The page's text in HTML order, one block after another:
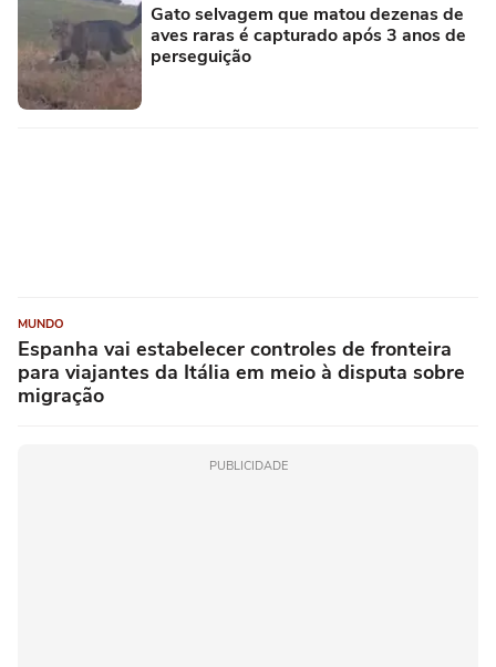
Gato selvagem que matou dezenas de
aves raras é capturado após 3 anos de
perseguição
MUNDO
Espanha vai estabelecer controles de fronteira
para viajantes da Itália em meio à disputa sobre
migração
PUBLICIDADE